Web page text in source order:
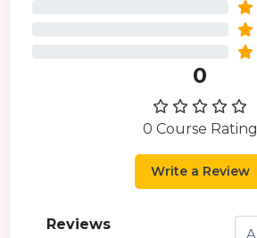
0
0 Course Rating
Write a Review
Reviews